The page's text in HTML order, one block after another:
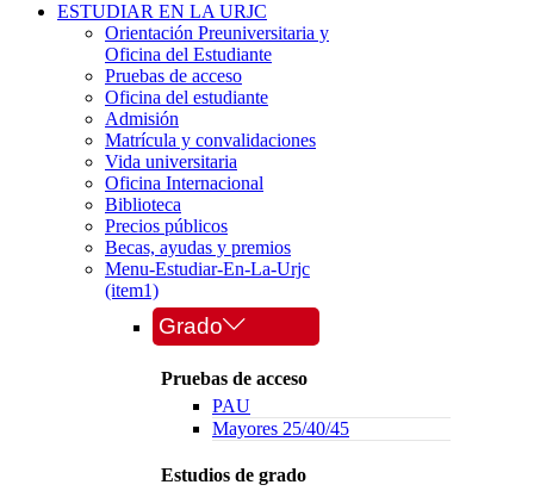
ESTUDIAR EN LA URJC
Orientación Preuniversitaria y
Oficina del Estudiante
Pruebas de acceso
Oficina del estudiante
Admisión
Matrícula y convalidaciones
Vida universitaria
Oficina Internacional
Biblioteca
Precios públicos
Becas, ayudas y premios
Menu-Estudiar-En-La-Urjc
(item1)
Grado
Pruebas de acceso
PAU
Mayores 25/40/45
Estudios de grado